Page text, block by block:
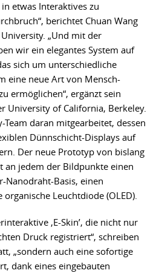
etwas Interaktives zu
berichtet Chuan Wang
„Und mit der
wir ein elegantes System auf
sich um unterschiedliche
eine neue Art von Mensch-
ermöglichen“, ergänzt sein
University of California, Berkeley.
Team daran mitgearbeitet, dessen
Dünnschicht-Displays auf
Der neue Prototyp von bislang
an jedem der Bildpunkte einen
Nanodraht-Basis, einen
Leuchtdiode (OLED).
‚E-Skin’, die nicht nur
Druck registriert“, schreiben
„sondern auch eine sofortige
dank eines eingebauten